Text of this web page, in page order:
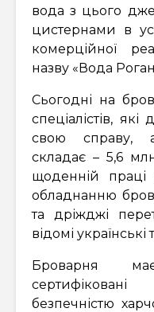
вода з цього
цистернами в
комерційної
назву «Вода
Сьогодні на
спеціалістів,
свою справу, а
складає – 5,6
щоденній праці
обладнанню
та дріжджі
відомі
Броварня
безпечністю